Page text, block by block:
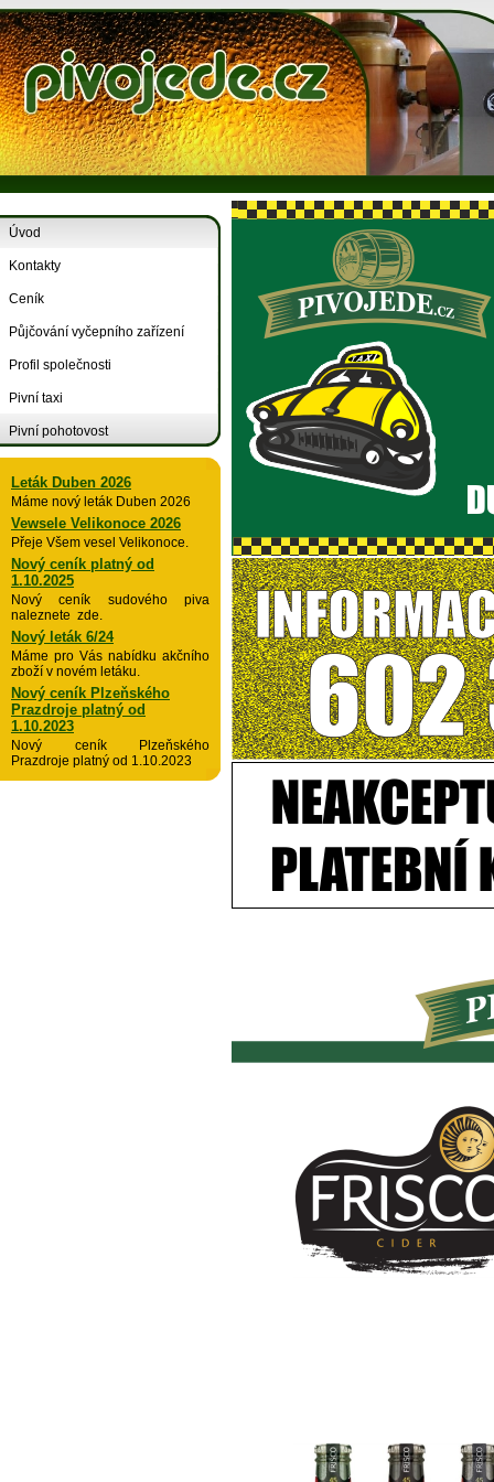
Úvod
Kontakty
Ceník
Půjčování vyčepního zařízení
Profil společnosti
Pivní taxi
Pivní pohotovost
Leták Duben 2026
Máme nový leták Duben 2026
Vewsele Velikonoce 2026
Přeje Všem vesel Velikonoce.
Nový ceník platný od
1.10.2025
Nový ceník sudového piva
naleznete zde.
Nový leták 6/24
Máme pro Vás nabídku akčního
zboží v novém letáku.
Nový ceník Plzeňského
Prazdroje platný od
1.10.2023
Nový ceník Plzeňského
Prazdroje platný od 1.10.2023